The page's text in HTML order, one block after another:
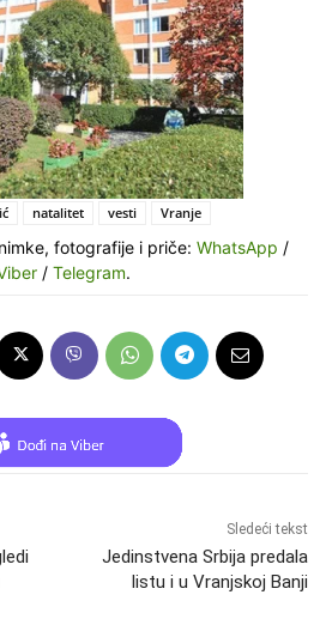
natalitet vesti Vranje
fotografije i priče: WhatsApp /
/ Telegram.
Sledeći tekst
Jedinstvena Srbija predala
listu i u Vranjskoj Banji